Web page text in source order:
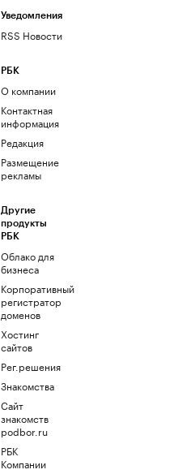
Уведомления
RSS Новости
РБК
О компании
Контактная
информация
Редакция
Размещение
рекламы
Другие
продукты
РБК
Облако для
бизнеса
Корпоративный
регистратор
доменов
Хостинг
сайтов
Рег.решения
Знакомства
Сайт
знакомств
podbor.ru
РБК
Компании